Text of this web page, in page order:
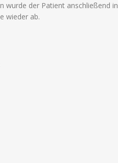
wurde der Patient anschließend
wieder ab.